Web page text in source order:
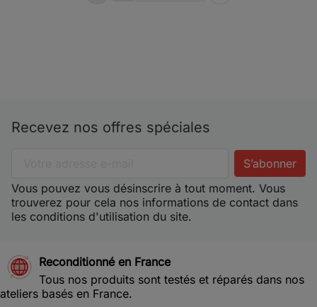
Recevez nos offres spéciales
Vous pouvez vous désinscrire à tout moment. Vous
trouverez pour cela nos informations de contact dans
les conditions d'utilisation du site.
Reconditionné en France
Tous nos produits sont testés et réparés dans nos
ateliers basés en France.